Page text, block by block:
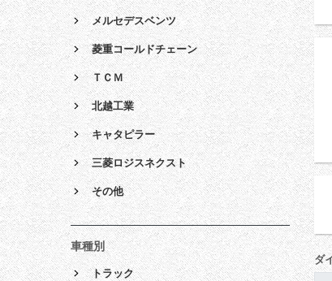
ダ
メルセデスベンツ
菱重コールドチェーン
ＴＣＭ
北越工業
キャタピラー
三菱ロジスネクスト
その他
車種別
トラック